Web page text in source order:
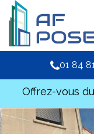
01 84
Offrez-vous du